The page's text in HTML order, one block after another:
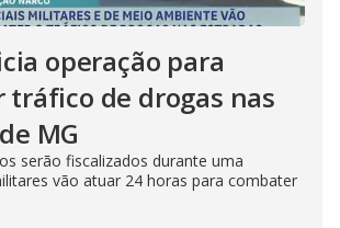
operação para
tráfico de drogas nas
MG
serão fiscalizados durante uma
vão atuar 24 horas para combater